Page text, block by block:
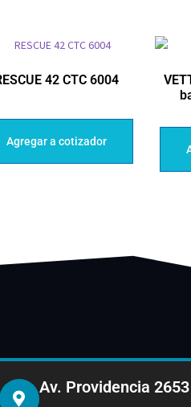
42 CTC 6004
Agregar a cotizador
Av. Providencia